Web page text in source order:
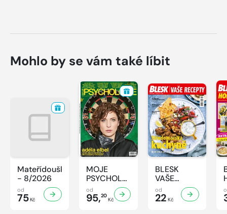
Mohlo by se vám také líbit
Mateřídouška
- 8/2026
od
75Kč
MOJE
PSYCHOLOGIE
- 8/2026
od
95,20
Kč
BLESK
VAŠE
RECEPTY -
8/2026
od
22 Kč